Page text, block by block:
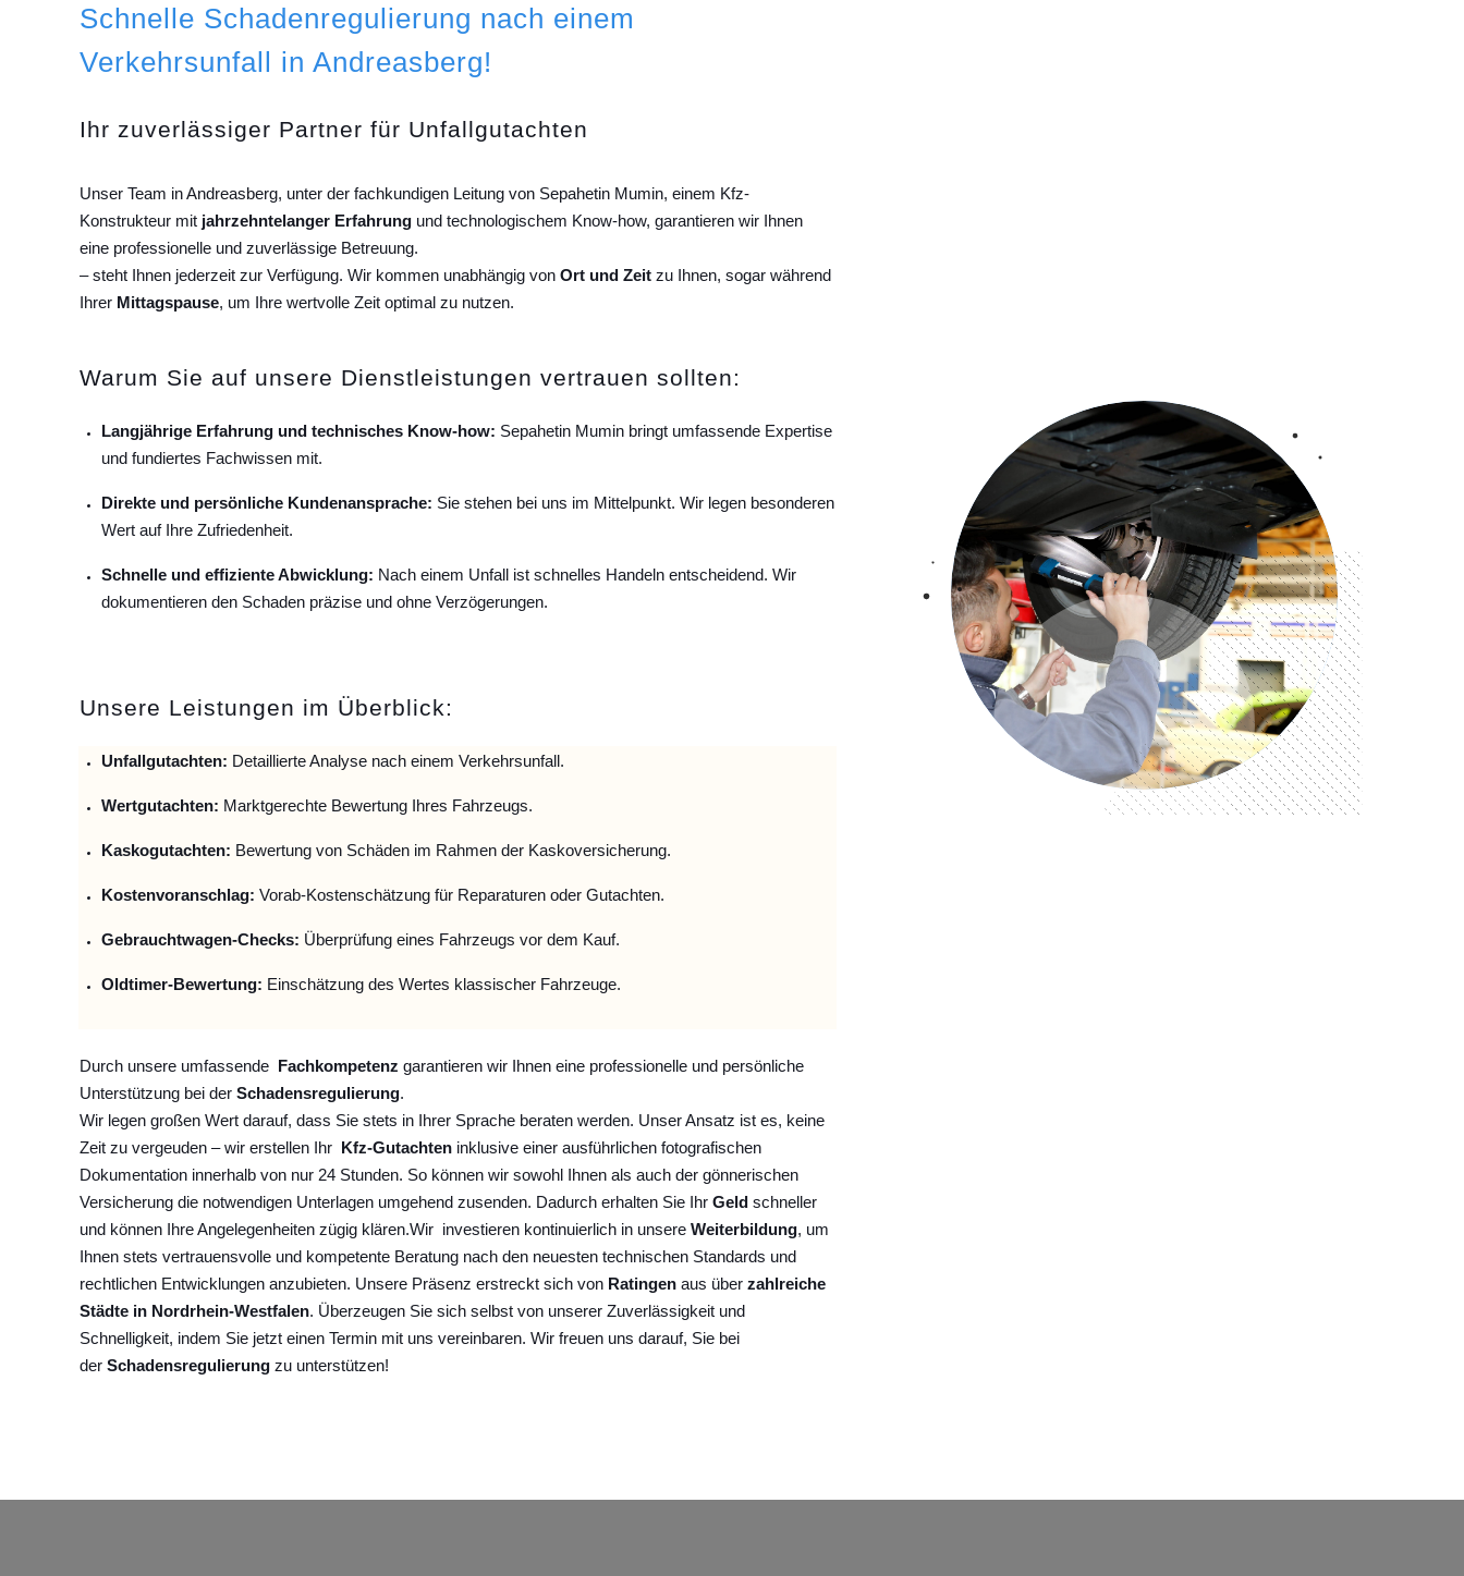
Schnelle Schadenregulierung nach einem
Verkehrsunfall in Andreasberg!
Ihr zuverlässiger Partner für Unfallgutachten
Unser Team in Andreasberg, unter der fachkundigen Leitung von Sepahetin Mumin, einem Kfz-
Konstrukteur mit jahrzehntelanger Erfahrung und technologischem Know-how, garantieren wir Ihnen
eine professionelle und zuverlässige Betreuung.
– steht Ihnen jederzeit zur Verfügung. Wir kommen unabhängig von Ort und Zeit zu Ihnen, sogar während
Ihrer Mittagspause, um Ihre wertvolle Zeit optimal zu nutzen.
Warum Sie auf unsere Dienstleistungen vertrauen sollten:
Langjährige Erfahrung und technisches Know-how: Sepahetin Mumin bringt umfassende Expertise
und fundiertes Fachwissen mit.
Direkte und persönliche Kundenansprache: Sie stehen bei uns im Mittelpunkt. Wir legen besonderen
Wert auf Ihre Zufriedenheit.
Schnelle und effiziente Abwicklung: Nach einem Unfall ist schnelles Handeln entscheidend. Wir
dokumentieren den Schaden präzise und ohne Verzögerungen.
Unsere Leistungen im Überblick:
Unfallgutachten: Detaillierte Analyse nach einem Verkehrsunfall.
Wertgutachten: Marktgerechte Bewertung Ihres Fahrzeugs.
Kaskogutachten: Bewertung von Schäden im Rahmen der Kaskoversicherung.
Kostenvoranschlag: Vorab-Kostenschätzung für Reparaturen oder Gutachten.
Gebrauchtwagen-Checks: Überprüfung eines Fahrzeugs vor dem Kauf.
Oldtimer-Bewertung: Einschätzung des Wertes klassischer Fahrzeuge.
Durch unsere umfassende Fachkompetenz garantieren wir Ihnen eine professionelle und persönliche
Unterstützung bei der Schadensregulierung.
Wir legen großen Wert darauf, dass Sie stets in Ihrer Sprache beraten werden. Unser Ansatz ist es, keine
Zeit zu vergeuden – wir erstellen Ihr
Kfz-Gutachten inklusive einer ausführlichen fotografischen
Dokumentation innerhalb von nur 24 Stunden. So können wir sowohl Ihnen als auch der gönnerischen
Versicherung die notwendigen Unterlagen umgehend zusenden. Dadurch erhalten Sie Ihr Geld schneller
und können Ihre Angelegenheiten zügig klären.Wir investieren kontinuierlich in unsere Weiterbildung, um
Ihnen stets vertrauensvolle und kompetente Beratung nach den neuesten technischen Standards und
rechtlichen Entwicklungen anzubieten. Unsere Präsenz erstreckt sich von Ratingen aus über zahlreiche
Städte in Nordrhein-Westfalen. Überzeugen Sie sich selbst von unserer Zuverlässigkeit und
Schnelligkeit, indem Sie jetzt einen Termin mit uns vereinbaren. Wir freuen uns darauf, Sie bei
der Schadensregulierung zu unterstützen!